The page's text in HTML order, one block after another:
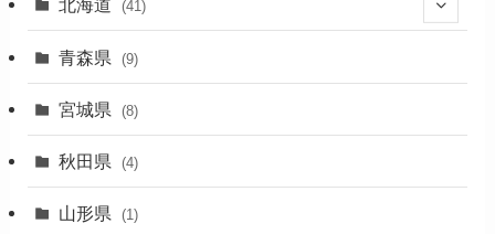
北海道 (41)
(27)
(2)
青森県 (9)
宮城県 (8)
秋田県 (4)
山形県 (1)